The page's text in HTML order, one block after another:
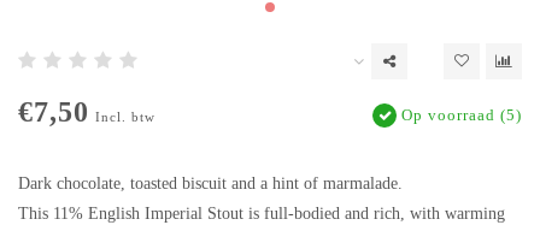
€7,50 Incl. btw Op voorraad (5)
Dark chocolate, toasted biscuit and a hint of marmalade.
This 11% English Imperial Stout is full-bodied and rich, with warming